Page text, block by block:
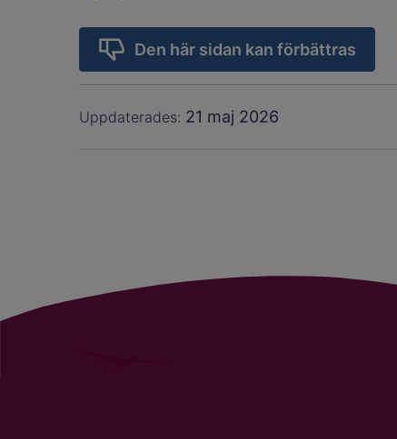
Den här sidan kan förbättras
Uppdaterades: 21 maj 2026